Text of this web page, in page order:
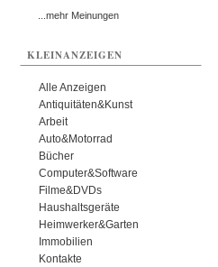
...mehr Meinungen
KLEINANZEIGEN
Alle Anzeigen
Antiquitäten&Kunst
Arbeit
Auto&Motorrad
Bücher
Computer&Software
Filme&DVDs
Haushaltsgeräte
Heimwerker&Garten
Immobilien
Kontakte